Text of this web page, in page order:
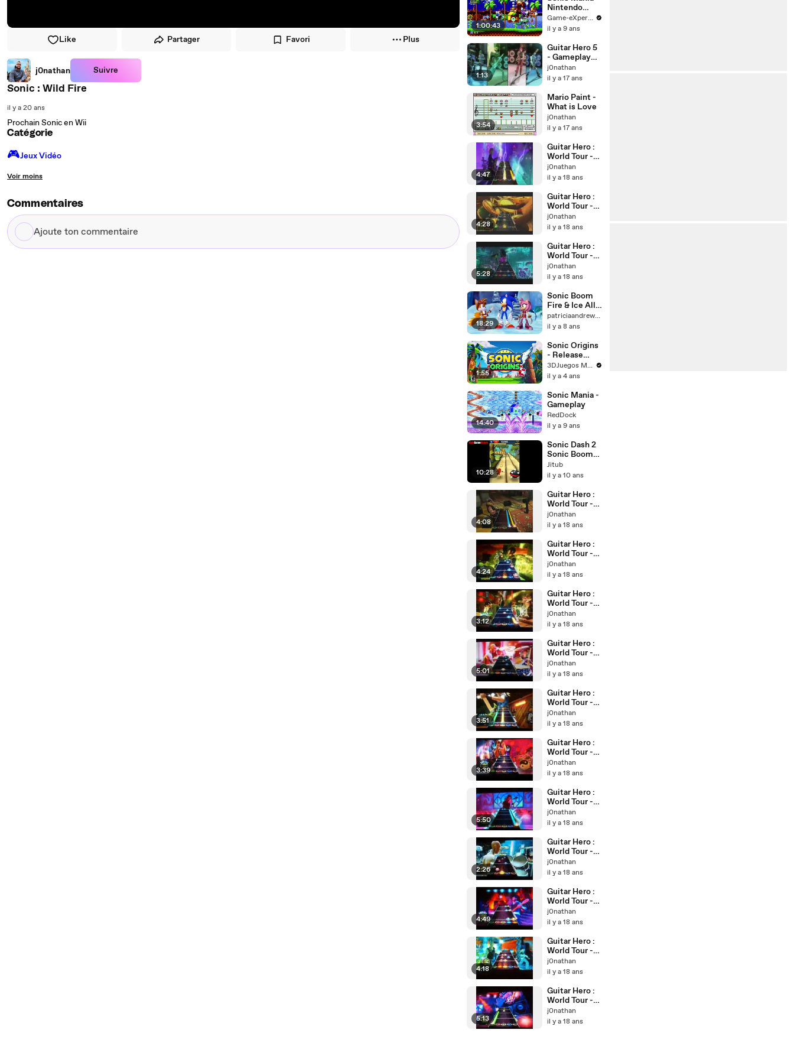
Like Partager Favori Plus
j0nathan Suivre
Sonic : Wild Fire
il y a 20 ans
Prochain Sonic en Wii
Catégorie
🎮️Jeux Vidéo
Voir moins
Commentaires
Ajoute
ton
Daytime
Stages
1:00:43
Nintendo
Switch
Gameplay
Game-eXperience.it
il y a 9 ans
1:13
Guitar Hero 5
- Gameplay
Trailer
j0nathan
il y a 17 ans
3:54
Mario Paint -
What is Love
j0nathan
il y a 17 ans
4:47
Guitar Hero :
World Tour -
Jessie's Girl
j0nathan
il y a 18 ans
4:28
Guitar Hero :
World Tour -
What I’ve
Done
j0nathan
il y a 18 ans
5:28
Guitar Hero :
World Tour -
Spiderwebs
j0nathan
il y a 18 ans
18:29
Sonic Boom
Fire & Ice All
Cutscenes
patriciaandrew3001
il y a 8 ans
1:55
Sonic Origins
- Release
Date Trailer
Sonic Central
3DJuegos México
il y a 4 ans
14:40
Sonic Mania -
Gameplay
RedDock
il y a 9 ans
10:28
Sonic Dash 2
Sonic Boom
Gameplay 8
Action
Game
Jitub
il y a 10 ans
4:08
Guitar Hero :
World Tour -
Too Much, Too
Young, Too
j0nathan
il y a 18 ans
4:24
Guitar Hero :
World Tour -
Feel The Pain
(Cam)
j0nathan
il y a 18 ans
3:12
Guitar Hero :
World Tour -
Up Around
The Bend
j0nathan
il y a 18 ans
5:01
Guitar Hero :
World Tour -
Overkill
(Cam)
j0nathan
il y a 18 ans
3:51
Guitar Hero :
World Tour -
Too Much Too
Young Too
j0nathan
il y a 18 ans
3:39
Guitar Hero :
World Tour -
Are You
Gonna Go My
j0nathan
il y a 18 ans
5:50
Guitar Hero :
World Tour -
Mr. Crowley
(Cam)
j0nathan
il y a 18 ans
2:26
Guitar Hero :
World Tour -
La Bamba
(Cam)
j0nathan
il y a 18 ans
4:49
Guitar Hero :
World Tour -
Beat It (Cam)
j0nathan
il y a 18 ans
4:18
Guitar Hero :
World Tour -
Everlong
(Cam)
j0nathan
il y a 18 ans
5:13
Guitar Hero :
World Tour -
Antisocial
(Cam)
j0nathan
il y a 18 ans